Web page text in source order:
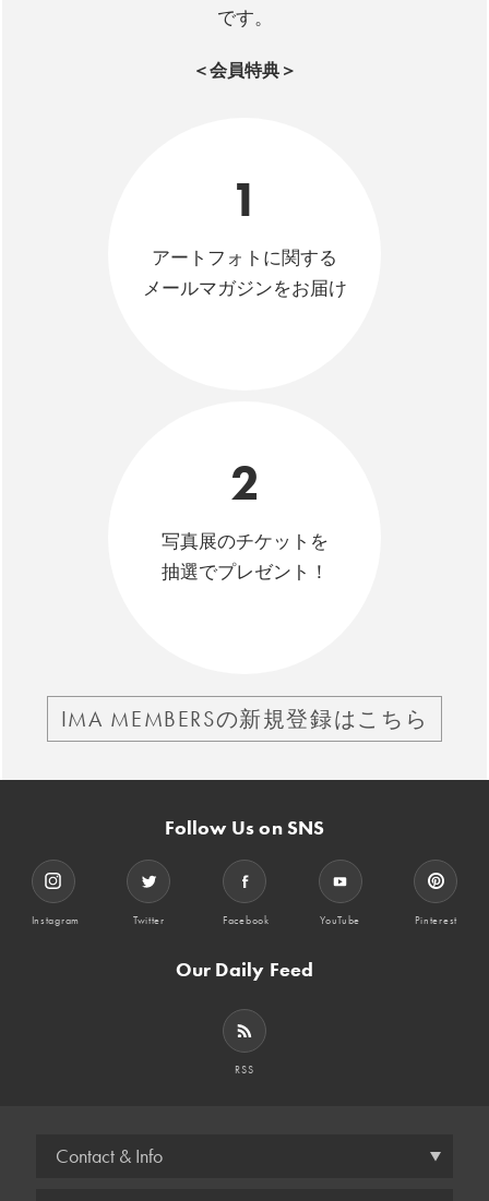
です。
＜会員特典＞
1
アートフォトに関する
メールマガジンをお届け
2
写真展のチケットを
抽選でプレゼント！
IMA MEMBERSの新規登録はこちら
Follow Us on SNS
Instagram Twitter Facebook YouTube Pinterest
Our Daily Feed
RSS
Contact & Info